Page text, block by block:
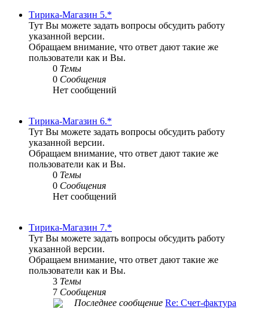
Тирика-Магазин 5.*
Тут Вы можете задать вопросы обсудить работу
указанной версии.
Обращаем внимание, что ответ дают такие же
пользователи как и Вы.
0 Темы
0 Сообщения
Нет сообщений
Тирика-Магазин 6.*
Тут Вы можете задать вопросы обсудить работу
указанной версии.
Обращаем внимание, что ответ дают такие же
пользователи как и Вы.
0 Темы
0 Сообщения
Нет сообщений
Тирика-Магазин 7.*
Тут Вы можете задать вопросы обсудить работу
указанной версии.
Обращаем внимание, что ответ дают такие же
пользователи как и Вы.
3 Темы
7 Сообщения
Последнее сообщение Re: Счет-фактура